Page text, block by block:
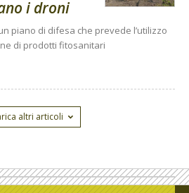
i droni
piano di difesa che prevede l’utilizzo
di prodotti fitosanitari
altri articoli